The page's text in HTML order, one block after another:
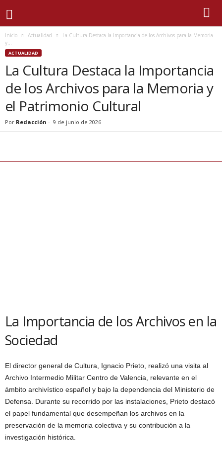
Inicio Actualidad
La Cultura Destaca la Importancia de los Archivos para la Memoria
y...
ACTUALIDAD
La Cultura Destaca la Importancia
de los Archivos para la Memoria y
el Patrimonio Cultural
Por Redacción - 9 de junio de 2026
La Importancia de los Archivos en la
Sociedad
El director general de Cultura, Ignacio Prieto, realizó una visita al
Archivo Intermedio Militar Centro de Valencia, relevante en el
ámbito archivístico español y bajo la dependencia del Ministerio de
Defensa. Durante su recorrido por las instalaciones, Prieto destacó
el papel fundamental que desempeñan los archivos en la
preservación de la memoria colectiva y su contribución a la
investigación histórica.